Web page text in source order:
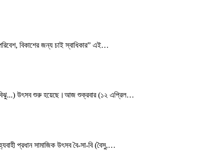
বিকাশের জন্য চাই স্বাধিকার” এই…
বিঝু...) উৎসব শুরু হয়েছে।আজ শুক্রবার (১২ এপ্রিল…
প্রধান সামাজিক উৎসব বৈ-সা-বি (বৈসু,…